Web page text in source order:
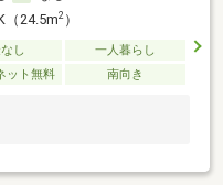
（24.5m2）
し
一人暮らし
ット無料 南向き